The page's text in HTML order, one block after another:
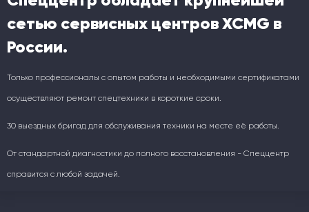
сетью сервисных центров XCMG в
России.
Только профессионалы с опытом работы и необходимыми сертификатами
осуществляют ремонт спецтехники в короткие сроки.
30 выездных бригад для обслуживания техники на месте её работы.
От стандартной диагностики до полного восстановления - Спеццентр
справится с любой задачей.